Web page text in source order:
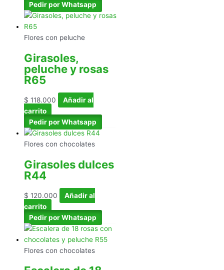
Pedir por Whatsapp
Flores con peluche
Girasoles,
peluche y rosas
R65
$ 118.000
Añadir al
carrito
Pedir por Whatsapp
Flores con chocolates
Girasoles dulces
R44
$ 120.000
Añadir al
carrito
Pedir por Whatsapp
Flores con chocolates